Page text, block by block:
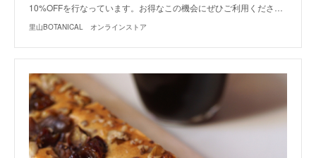
10%OFFを行なっています。お得なこの機会にぜひご利用くださ…
里山BOTANICAL オンラインストア